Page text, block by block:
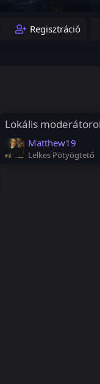
Regisztráció
Lokális
Matthew19
Lelkes Pötyögtető